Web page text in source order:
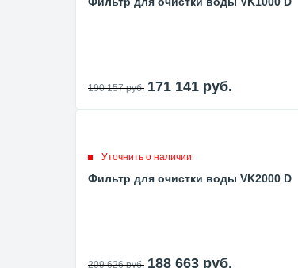
190 157руб. 171 141 руб.
Уточнить о наличии
Фильтр для очистки воды VK2000 D
209 626руб. 188 663 руб.